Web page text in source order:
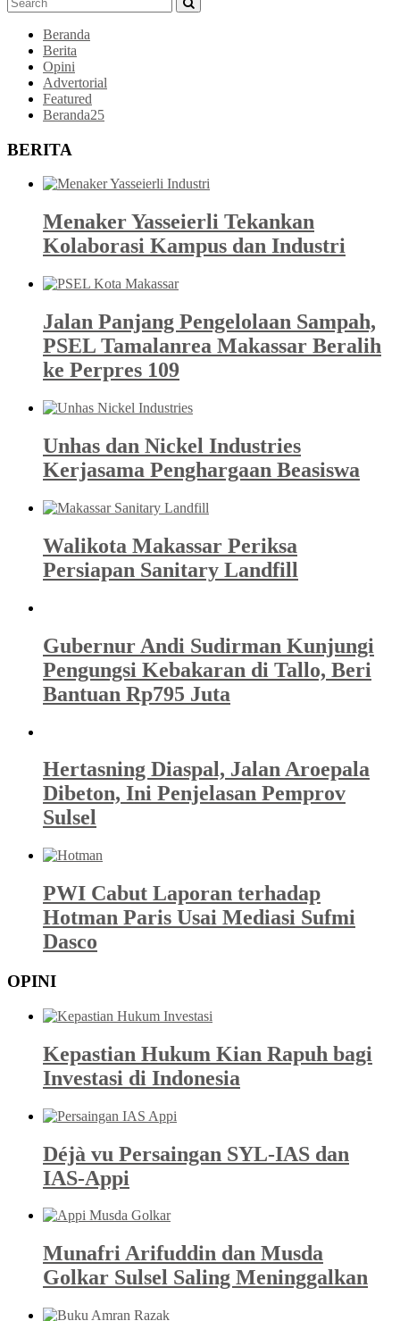
Beranda
Berita
Opini
Advertorial
Featured
Beranda25
BERITA
Menaker Yasseierli Tekankan
Kolaborasi Kampus dan Industri
Jalan Panjang Pengelolaan Sampah,
PSEL Tamalanrea Makassar Beralih
ke Perpres 109
Unhas dan Nickel Industries
Kerjasama Penghargaan Beasiswa
Walikota Makassar Periksa
Persiapan Sanitary Landfill
Gubernur Andi Sudirman Kunjungi
Pengungsi Kebakaran di Tallo, Beri
Bantuan Rp795 Juta
Hertasning Diaspal, Jalan Aroepala
Dibeton, Ini Penjelasan Pemprov
Sulsel
PWI Cabut Laporan terhadap
Hotman Paris Usai Mediasi Sufmi
Dasco
OPINI
Kepastian Hukum Kian Rapuh bagi
Investasi di Indonesia
Déjà vu Persaingan SYL-IAS dan
IAS-Appi
Munafri Arifuddin dan Musda
Golkar Sulsel Saling Meninggalkan